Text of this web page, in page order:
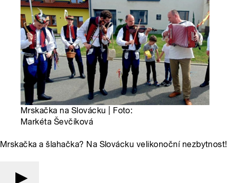
Mrskačka na Slovácku | Foto:
Markéta Ševčíková
Mrskačka a šlahačka? Na Slovácku velikonoční nezbytnost!